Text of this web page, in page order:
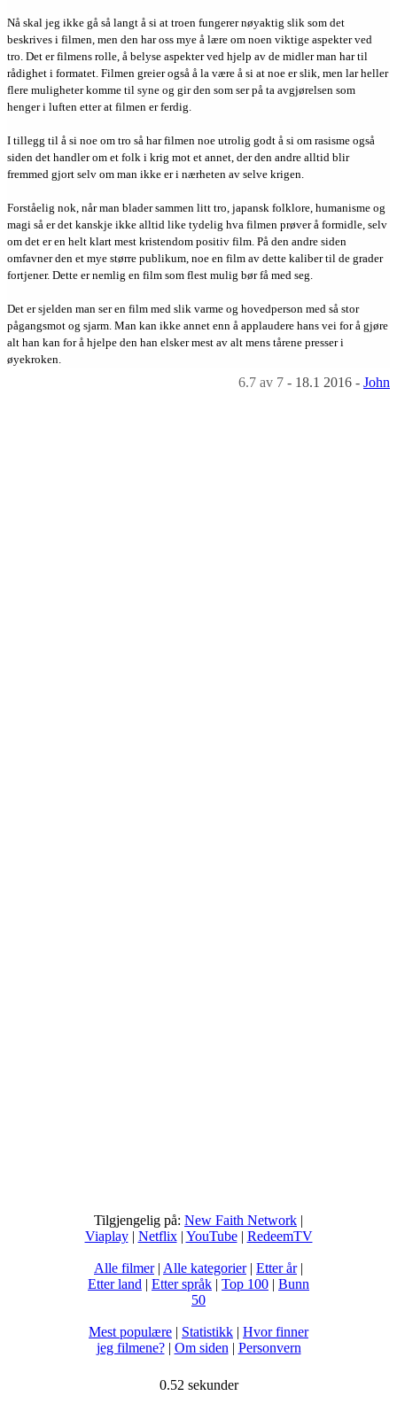
Nå skal jeg ikke gå så langt å si at troen fungerer nøyaktig slik som det
beskrives i filmen, men den har oss mye å lære om noen viktige aspekter ved
tro. Det er filmens rolle, å belyse aspekter ved hjelp av de midler man har til
rådighet i formatet. Filmen greier også å la være å si at noe er slik, men lar heller
flere muligheter komme til syne og gir den som ser på ta avgjørelsen som
henger i luften etter at filmen er ferdig.
I tillegg til å si noe om tro så har filmen noe utrolig godt å si om rasisme også
siden det handler om et folk i krig mot et annet, der den andre alltid blir
fremmed gjort selv om man ikke er i nærheten av selve krigen.
Forståelig nok, når man blader sammen litt tro, japansk folklore, humanisme og
magi så er det kanskje ikke alltid like tydelig hva filmen prøver å formidle, selv
om det er en helt klart mest kristendom positiv film. På den andre siden
omfavner den et mye større publikum, noe en film av dette kaliber til de grader
fortjener. Dette er nemlig en film som flest mulig bør få med seg.
Det er sjelden man ser en film med slik varme og hovedperson med så stor
pågangsmot og sjarm. Man kan ikke annet enn å applaudere hans vei for å gjøre
alt han kan for å hjelpe den han elsker mest av alt mens tårene presser i
øyekroken.
6.7 av 7 - 18.1 2016 - John
Tilgjengelig på: New Faith Network |
Viaplay| Netflix| YouTube| RedeemTV
Alle filmer| Alle kategorier| Etter år|
Etter land | Etter språk | Top 100 | Bunn
50
Mest populære | Statistikk | Hvor finner
jeg filmene?| Om siden| Personvern
0.52 sekunder